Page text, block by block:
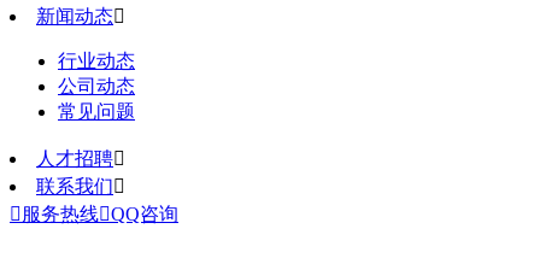
新闻动态
行业动态
公司动态
常见问题
人才招聘
联系我们
 服务热线QQ咨询